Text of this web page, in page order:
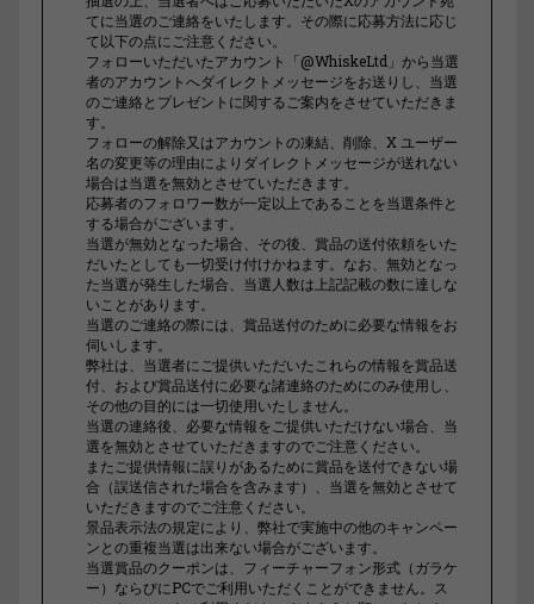
てに当選のご連絡をいたします。その際に応募方法に応じ
て以下の点にご注意ください。
フォローいただいたアカウント「@WhiskeLtd」から当選
者のアカウントへダイレクトメッセージをお送りし、当選
のご連絡とプレゼントに関するご案内をさせていただきま
す。
フォローの解除又はアカウントの凍結、削除、X ユーザー
名の変更等の理由によりダイレクトメッセージが送れない
場合は当選を無効とさせていただきます。
応募者のフォロワー数が一定以上であることを当選条件と
する場合がございます。
当選が無効となった場合、その後、賞品の送付依頼をいた
だいたとしても一切受け付けかねます。なお、無効となっ
た当選が発生した場合、当選人数は上記記載の数に達しな
いことがあります。
当選のご連絡の際には、賞品送付のために必要な情報をお
伺いします。
弊社は、当選者にご提供いただいたこれらの情報を賞品送
付、および賞品送付に必要な諸連絡のためにのみ使用し、
その他の目的には一切使用いたしません。
当選の連絡後、必要な情報をご提供いただけない場合、当
選を無効とさせていただきますのでご注意ください。
またご提供情報に誤りがあるために賞品を送付できない場
合（誤送信された場合を含みます）、当選を無効とさせて
いただきますのでご注意ください。
景品表示法の規定により、弊社で実施中の他のキャンペー
ンとの重複当選は出来ない場合がございます。
当選賞品のクーポンは、フィーチャーフォン形式（ガラケ
ー）ならびにPCでご利用いただくことができません。ス